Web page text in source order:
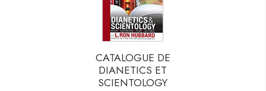
CATALOGUE DE
DIANETICS ET
SCIENTOLOGY